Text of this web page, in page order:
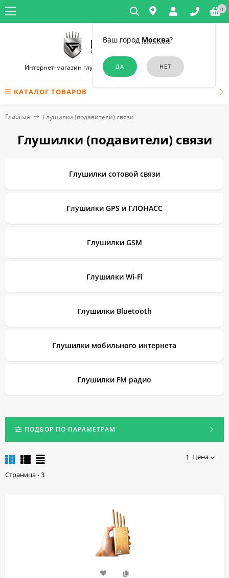
Ваш город Москва?
0
Интернет-магазин глушилок связи и диктофонов в Москве
КАТАЛОГ ТОВАРОВ
Главная Глушилки (подавители) связи
Глушилки (подавители) связи
Глушилки сотовой связи
Глушилки GPS и ГЛОНАСС
Глушилки GSM
Глушилки Wi-Fi
Глушилки Bluetooth
Глушилки мобильного интернета
Глушилки FM радио
ПОДБОР ПО ПАРАМЕТРАМ
Цена
Страница - 3